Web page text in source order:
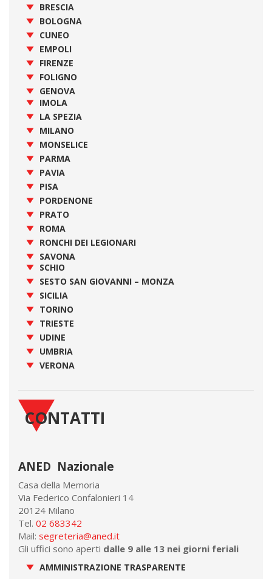
BRESCIA
BOLOGNA
CUNEO
EMPOLI
FIRENZE
FOLIGNO
GENOVA
IMOLA
LA SPEZIA
MILANO
MONSELICE
PARMA
PAVIA
PISA
PORDENONE
PRATO
ROMA
RONCHI DEI LEGIONARI
SAVONA
SCHIO
SESTO SAN GIOVANNI – MONZA
SICILIA
TORINO
TRIESTE
UDINE
UMBRIA
VERONA
CONTATTI
ANED Nazionale
Casa della Memoria
Via Federico Confalonieri 14
20124 Milano
Tel. 02 683342
Mail: segreteria@aned.it
Gli uffici sono aperti dalle 9 alle 13 nei giorni feriali
AMMINISTRAZIONE TRASPARENTE